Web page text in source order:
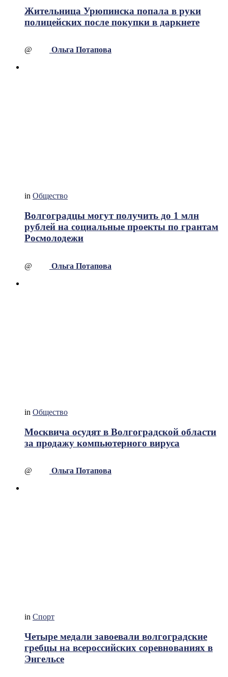
Жительница Урюпинска попала в руки
полицейских после покупки в даркнете
@ Ольга Потапова
in Общество
Волгоградцы могут получить до 1 млн
рублей на социальные проекты по грантам
Росмолодежи
@ Ольга Потапова
in Общество
Москвича осудят в Волгоградской области
за продажу компьютерного вируса
@ Ольга Потапова
in Спорт
Четыре медали завоевали волгоградские
гребцы на всероссийских соревнованиях в
Энгельсе